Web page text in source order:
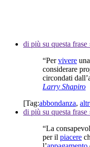
di più su questa frase
“Pervivere una
considerare
circondati
Larry Shapiro
[Tag:abbondanza,
di più su questa frase
“La
per il piacere